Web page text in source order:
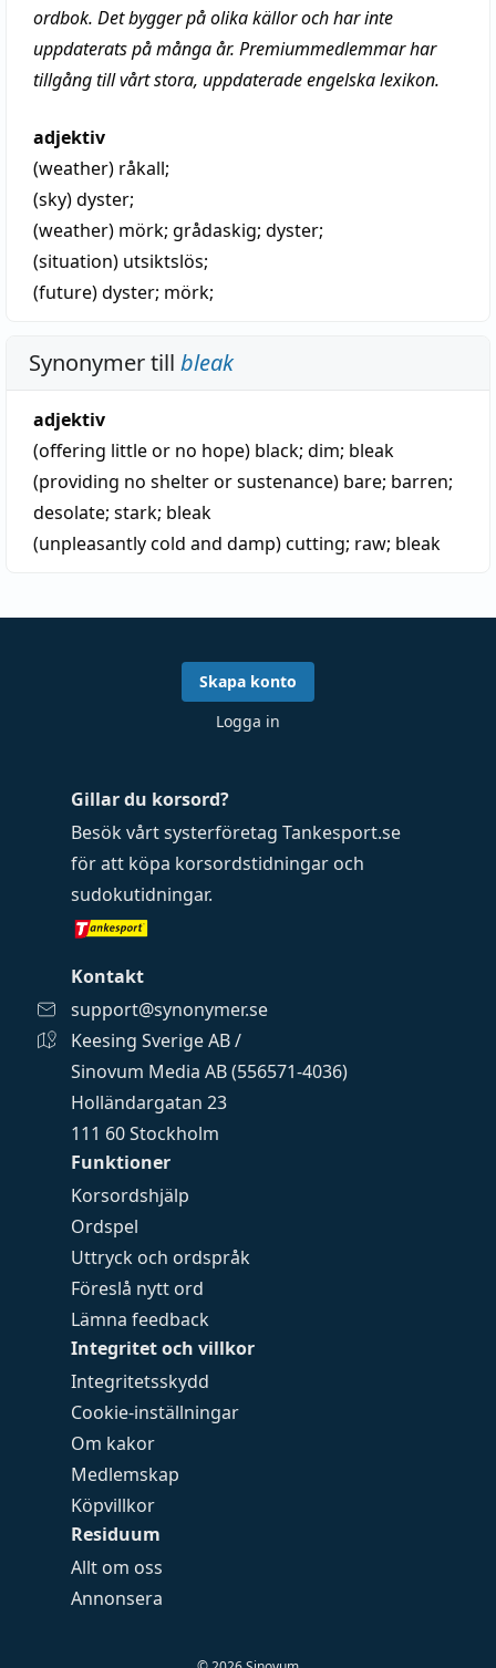
ordbok. Det bygger på olika källor och har inte
uppdaterats på många år. Premiummedlemmar har
tillgång till vårt stora, uppdaterade engelska lexikon.
adjektiv
(weather) råkall;
(sky)dyster;
(weather) mörk; grådaskig; dyster;
(situation) utsiktslös;
(future)dyster; mörk;
Synonymer till bleak
adjektiv
(offering little or no hope) black; dim; bleak
(providing no shelter or sustenance) bare; barren;
desolate; stark; bleak
(unpleasantly cold and damp)cutting; raw; bleak
Funktioner
Korsordshjälp
Ordspel
Uttryck och ordspråk
Föreslå nytt ord
Lämna feedback
Integritet och villkor
Integritetsskydd
Cookie-inställningar
Om kakor
Medlemskap
Köpvillkor
Residuum
Allt om oss
Annonsera
Gillar du korsord?
Besök vårt systerföretag Tankesport.se
för att köpa korsordstidningar och
sudokutidningar.
Kontakt
support@synonymer.se
Keesing Sverige AB /
Sinovum Media AB (556571-4036)
Holländargatan 23
111 60 Stockholm
Skapa konto
Logga in